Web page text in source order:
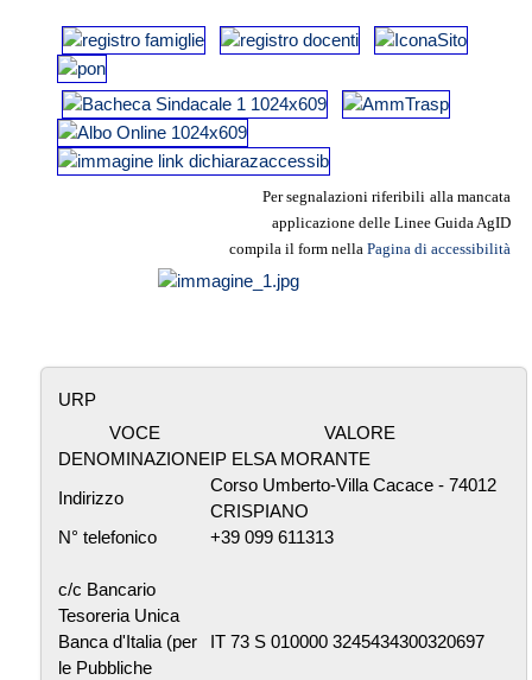
Per segnalazioni riferibili alla mancata
applicazione delle Linee Guida AgID
compila il form nella Pagina di accessibilità
URP
VOCE
VALORE
DENOMINAZIONEIP ELSA MORANTE
Indirizzo
Corso Umberto-Villa Cacace - 74012
CRISPIANO
N° telefonico
+39 099 611313
c/c Bancario
Tesoreria Unica
Banca d'Italia (per
le Pubbliche
IT 73 S 010000 3245434300320697